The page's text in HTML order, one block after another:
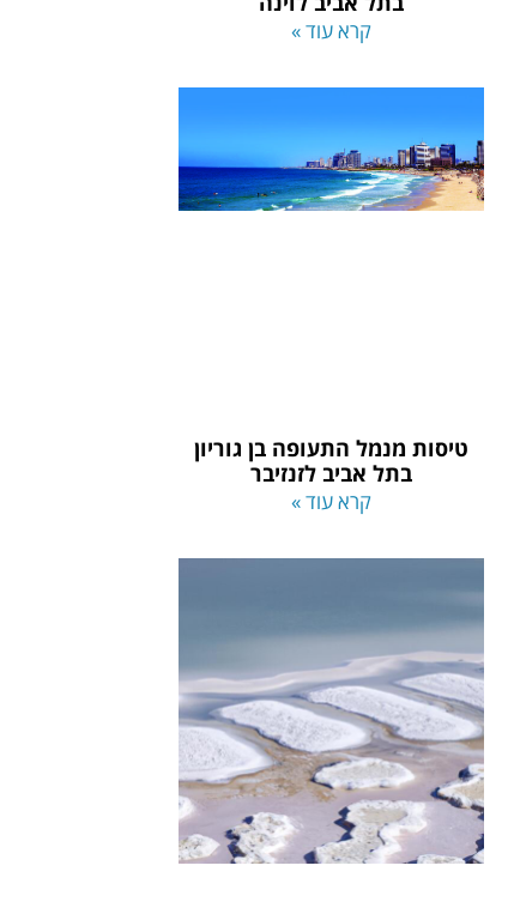
קרא עוד »
טיסות מנמל התעופה בן גוריון
בתל אביב לזנזיבר
קרא עוד »